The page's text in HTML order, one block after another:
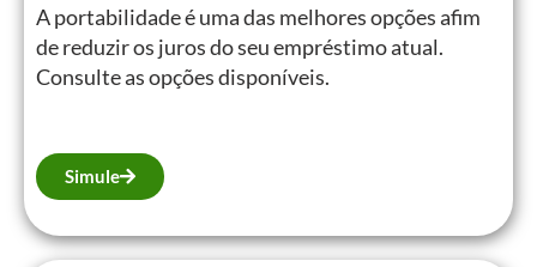
A portabilidade é uma das melhores opções afim
de reduzir os juros do seu empréstimo atual.
Consulte as opções disponíveis.
Simule